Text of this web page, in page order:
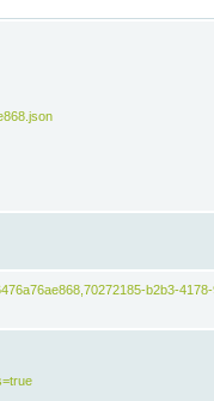
b2b3-